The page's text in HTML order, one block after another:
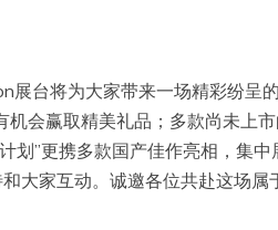
展台将为大家带来一场精彩纷呈
会赢取精美礼品；多款尚未上
划”更携多款国产佳作亮相，集
大家互动。诚邀各位共赴这场属